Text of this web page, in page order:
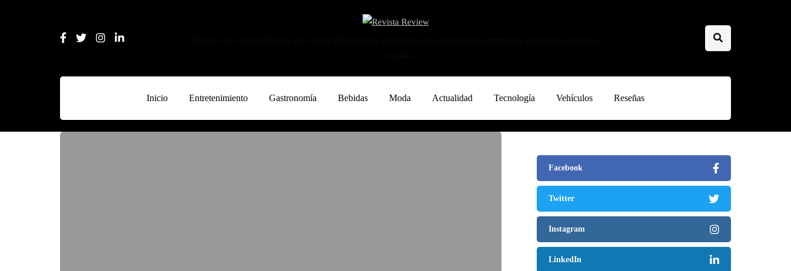
Inicio Entretenimiento Gastronomía Bebidas Moda Actualidad Tecnología Vehículos Reseñas
Facebook
Twitter
Instagram
LinkedIn